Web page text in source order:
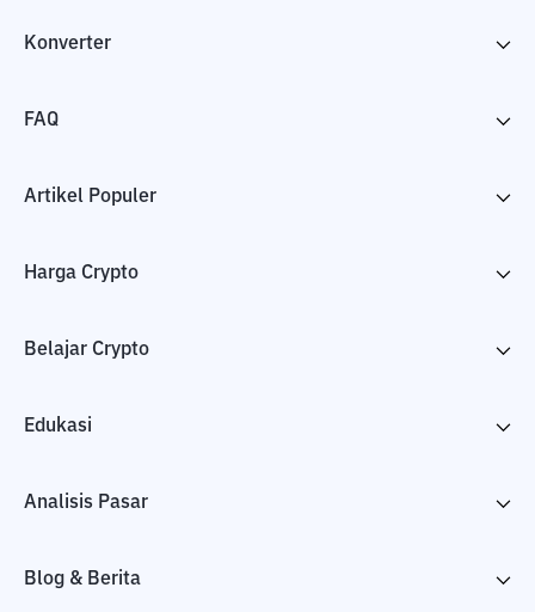
Konverter
FAQ
Artikel Populer
Harga Crypto
Belajar Crypto
Edukasi
Analisis Pasar
Blog & Berita